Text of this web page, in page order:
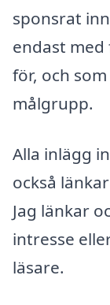
sponsrat
endast med
för, och
målgrupp.
Alla inlägg
också
Jag länkar
intresse
läsare.